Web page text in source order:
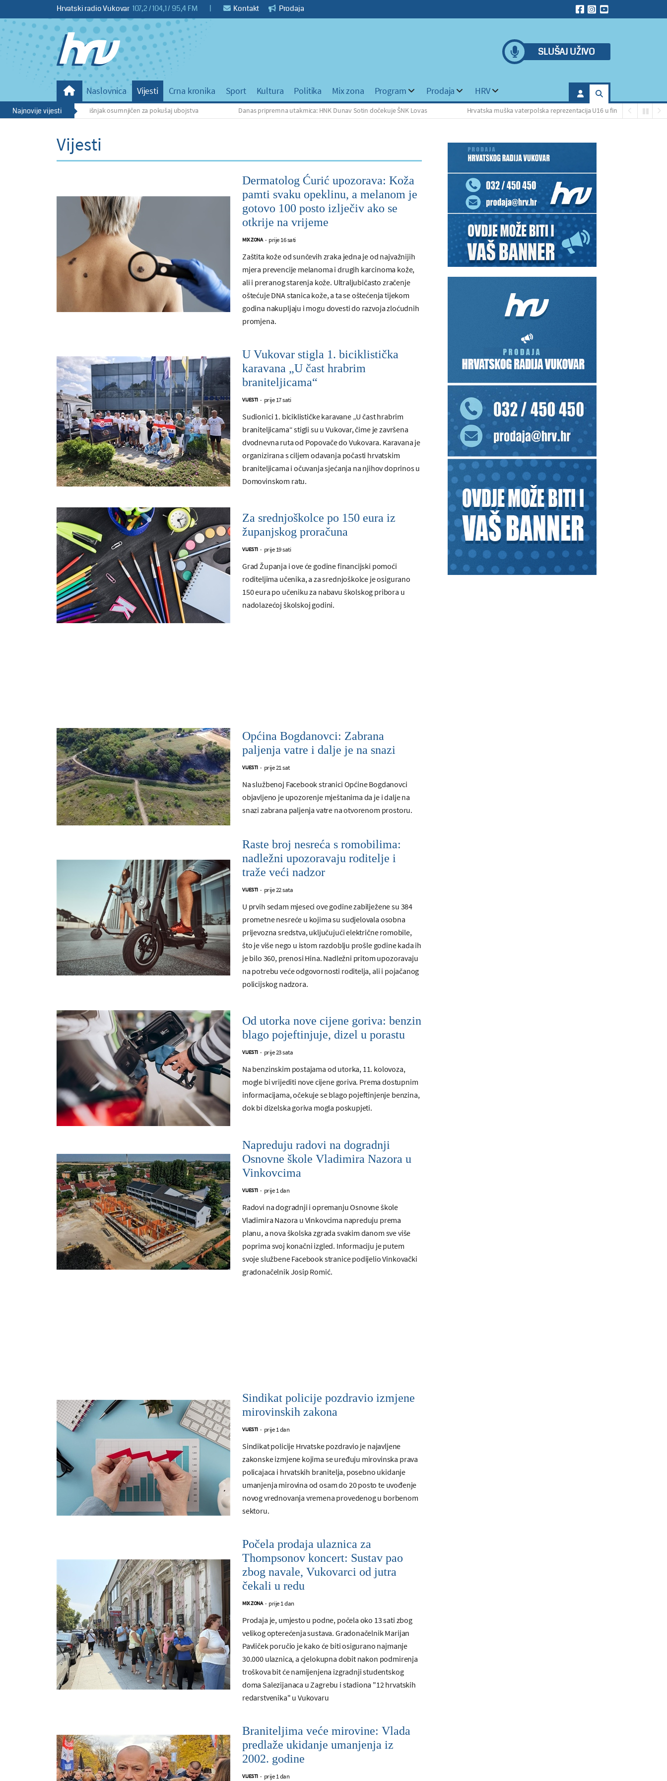
Hrvatski radio Vukovar 107,2 / 104,1 / 95,4 FM | Kontakt Prodaja
SLUŠAJ UŽIVO
Naslovnica Vijesti Crna kronika Sport Kultura Politika Mix zona Program Prodaja HRV
Najnovije vijesti
parku: 25-godišnjak osumnjičen za pokušaj ubojstva Danas pripremna utakmica: HNK Dunav Sotin dočekuje ŠNK Lovas Hrvatska muška vaterpolska reprezentacija U16 u finalu SP-a
Vijesti
Dermatolog Ćurić upozorava: Koža
pamti svaku opeklinu, a melanom je
gotovo 100 posto izlječiv ako se
otkrije na vrijeme
MIX ZONA - prije 16 sati
Zaštita kože od sunčevih zraka jedna je od najvažnijih
mjera prevencije melanoma i drugih karcinoma kože,
ali i preranog starenja kože. Ultraljubičasto zračenje
oštećuje DNA stanica kože, a ta se oštećenja tijekom
godina nakupljaju i mogu dovesti do razvoja zloćudnih
promjena.
U Vukovar stigla 1. biciklistička
karavana „U čast hrabrim
braniteljicama“
VIJESTI - prije 17 sati
Sudionici 1. biciklističke karavane „U čast hrabrim
braniteljicama“ stigli su u Vukovar, čime je završena
dvodnevna ruta od Popovače do Vukovara. Karavana je
organizirana s ciljem odavanja počasti hrvatskim
braniteljicama i očuvanja sjećanja na njihov doprinos u
Domovinskom ratu.
Za srednjoškolce po 150 eura iz
županjskog proračuna
VIJESTI - prije 19 sati
Grad Županja i ove će godine financijski pomoći
roditeljima učenika, a za srednjoškolce je osigurano
150 eura po učeniku za nabavu školskog pribora u
nadolazećoj školskoj godini.
Općina Bogdanovci: Zabrana
paljenja vatre i dalje je na snazi
VIJESTI - prije 21 sat
Na službenoj Facebook stranici Općine Bogdanovci
objavljeno je upozorenje mještanima da je i dalje na
snazi zabrana paljenja vatre na otvorenom prostoru.
Raste broj nesreća s romobilima:
nadležni upozoravaju roditelje i
traže veći nadzor
VIJESTI - prije 22 sata
U prvih sedam mjeseci ove godine zabilježene su 384
prometne nesreće u kojima su sudjelovala osobna
prijevozna sredstva, uključujući električne romobile,
što je više nego u istom razdoblju prošle godine kada ih
je bilo 360, prenosi Hina. Nadležni pritom upozoravaju
na potrebu veće odgovornosti roditelja, ali i pojačanog
policijskog nadzora.
Od utorka nove cijene goriva: benzin
blago pojeftinjuje, dizel u porastu
VIJESTI - prije 23 sata
Na benzinskim postajama od utorka, 11. kolovoza,
mogle bi vrijediti nove cijene goriva. Prema dostupnim
informacijama, očekuje se blago pojeftinjenje benzina,
dok bi dizelska goriva mogla poskupjeti.
Napreduju radovi na dogradnji
Osnovne škole Vladimira Nazora u
Vinkovcima
VIJESTI - prije 1 dan
Radovi na dogradnji i opremanju Osnovne škole
Vladimira Nazora u Vinkovcima napreduju prema
planu, a nova školska zgrada svakim danom sve više
poprima svoj konačni izgled. Informaciju je putem
svoje službene Facebook stranice podijelio Vinkovački
gradonačelnik Josip Romić.
Sindikat policije pozdravio izmjene
mirovinskih zakona
VIJESTI - prije 1 dan
Sindikat policije Hrvatske pozdravio je najavljene
zakonske izmjene kojima se uređuju mirovinska prava
policajaca i hrvatskih branitelja, posebno ukidanje
umanjenja mirovina od osam do 20 posto te uvođenje
novog vrednovanja vremena provedenog u borbenom
sektoru.
Počela prodaja ulaznica za
Thompsonov koncert: Sustav pao
zbog navale, Vukovarci od jutra
čekali u redu
MIX ZONA - prije 1 dan
Prodaja je, umjesto u podne, počela oko 13 sati zbog
velikog opterećenja sustava. Gradonačelnik Marijan
Pavliček poručio je kako će biti osigurano najmanje
30.000 ulaznica, a cjelokupna dobit nakon podmirenja
troškova bit će namijenjena izgradnji studentskog
doma Salezijanaca u Zagrebu i stadiona "12 hrvatskih
redarstvenika" u Vukovaru
Braniteljima veće mirovine: Vlada
predlaže ukidanje umanjenja iz
2002. godine
VIJESTI - prije 1 dan